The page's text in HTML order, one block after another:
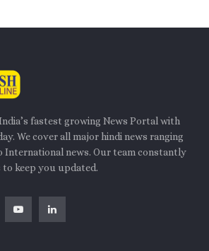
fastest growing News Portal with
We cover all major hindi news ranging
International news. Our team constantly
keep you updated.